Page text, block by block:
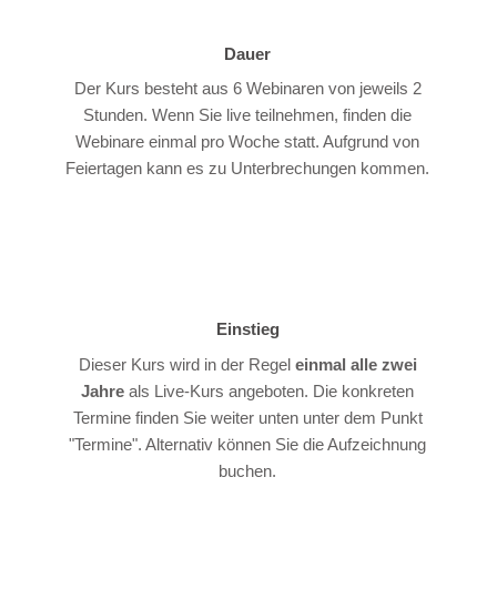
Dauer
Der Kurs besteht aus 6 Webinaren von jeweils 2
Stunden. Wenn Sie live teilnehmen, finden die
Webinare einmal pro Woche statt. Aufgrund von
Feiertagen kann es zu Unterbrechungen kommen.
Einstieg
Dieser Kurs wird in der Regel einmal alle zwei
Jahre als Live-Kurs angeboten. Die konkreten
Termine finden Sie weiter unten unter dem Punkt
"Termine". Alternativ können Sie die Aufzeichnung
buchen.